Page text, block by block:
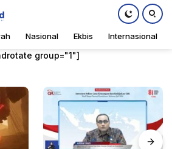
Nasional Ekbis Internasional
group="1"]
2022